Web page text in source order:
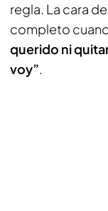
regla. La cara
completo
querido ni
voy”.